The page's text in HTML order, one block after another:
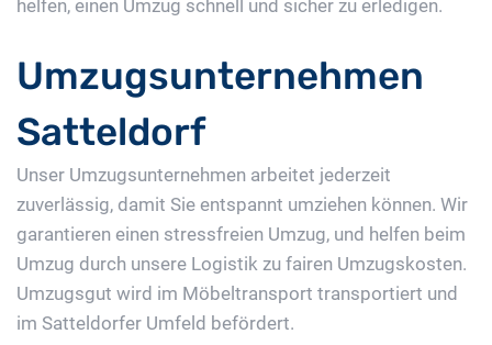
helfen, einen Umzug schnell und sicher zu erledigen.
Umzugsunternehmen
Satteldorf
Unser Umzugsunternehmen arbeitet jederzeit
zuverlässig, damit Sie entspannt umziehen können. Wir
garantieren einen stressfreien Umzug, und helfen beim
Umzug durch unsere Logistik zu fairen Umzugskosten.
Umzugsgut wird im Möbeltransport transportiert und
im Satteldorfer Umfeld befördert.